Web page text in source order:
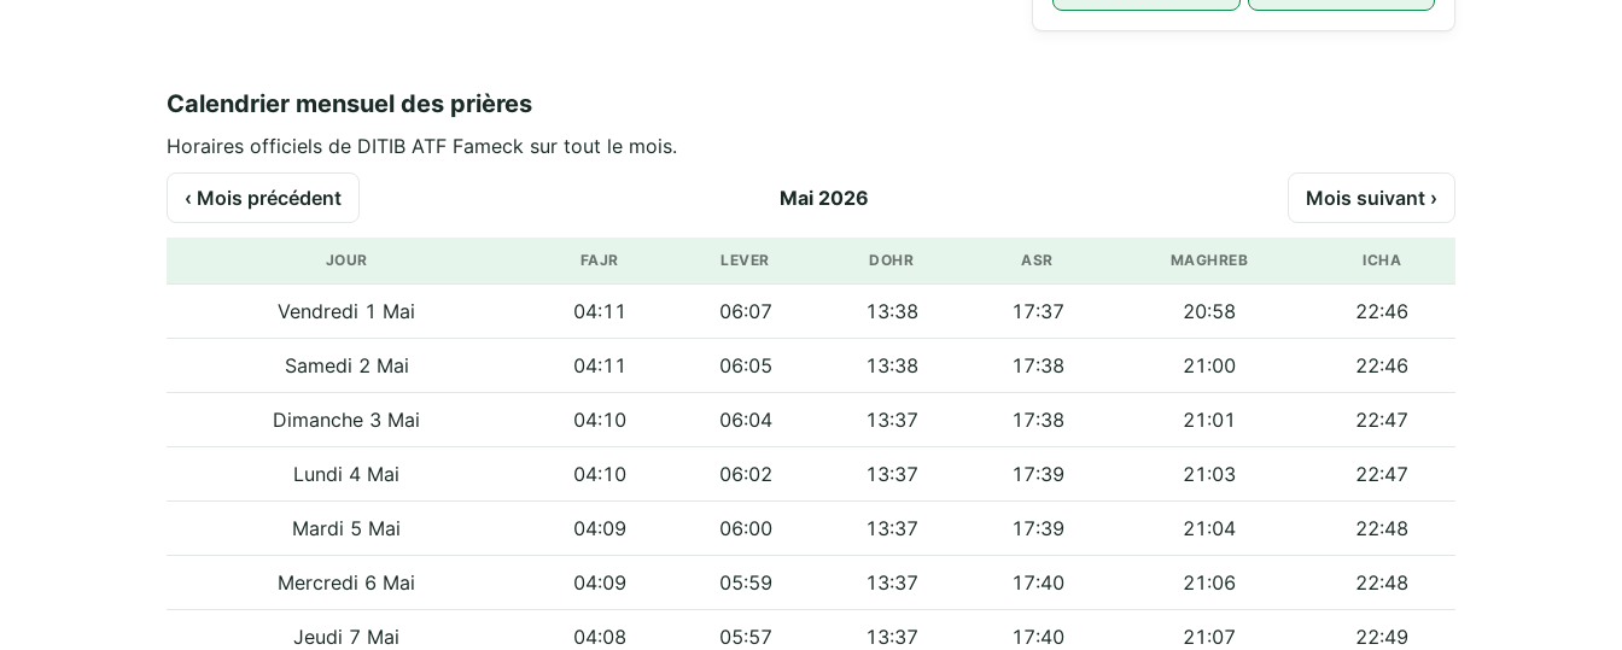
Calendrier mensuel des prières
Horaires officiels de DITIB ATF Fameck sur tout le mois.
‹ Mois précédent Mai 2026 Mois suivant ›
JOUR FAJR LEVER DOHR ASR MAGHREB ICHA
Vendredi 1 Mai 04:11 06:07 13:38 17:37 20:58 22:46
Samedi 2 Mai 04:11 06:05 13:38 17:38 21:00 22:46
Dimanche 3 Mai 04:10 06:04 13:37 17:38 21:01 22:47
Lundi 4 Mai 04:10 06:02 13:37 17:39 21:03 22:47
Mardi 5 Mai 04:09 06:00 13:37 17:39 21:04 22:48
Mercredi 6 Mai 04:09 05:59 13:37 17:40 21:06 22:48
Jeudi 7 Mai 04:08 05:57 13:37 17:40 21:07 22:49